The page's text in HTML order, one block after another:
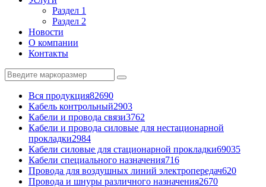
Раздел 1
Раздел 2
Новости
О компании
Контакты
Вся продукция82690
Кабель контрольный2903
Кабели и провода связи3762
Кабели и провода силовые для нестационарной
прокладки2984
Кабели силовые для стационарной прокладки69035
Кабели специального назначения716
Провода для воздушных линий электропередач620
Провода и шнуры различного назначения2670